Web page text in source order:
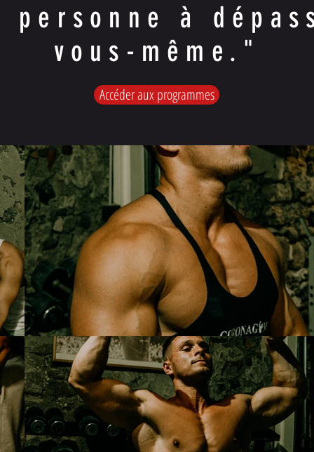
personne à
vous-même."
Accéder aux programmes